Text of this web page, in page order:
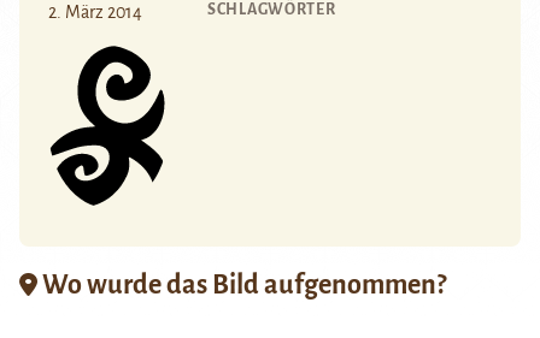
2. März 2014 SCHLAGWÖRTER
Wo wurde das Bild aufgenommen?